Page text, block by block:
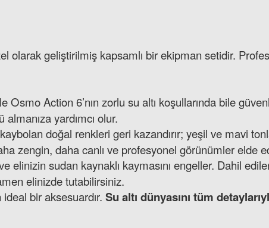
olarak geliştirilmiş kapsamlı bir ekipman setidir.
Osmo Action 6’nın zorlu su altı koşullarında bile
yardımcı olur.
doğal renkleri geri kazandırır; yeşil ve mavi
zengin, daha canlı ve profesyonel görünümler elde
elinizin sudan kaynaklı kaymasını engeller. Dahil
elinizde tutabilirsiniz.
bir aksesuardır. Su altı dünyasını tüm